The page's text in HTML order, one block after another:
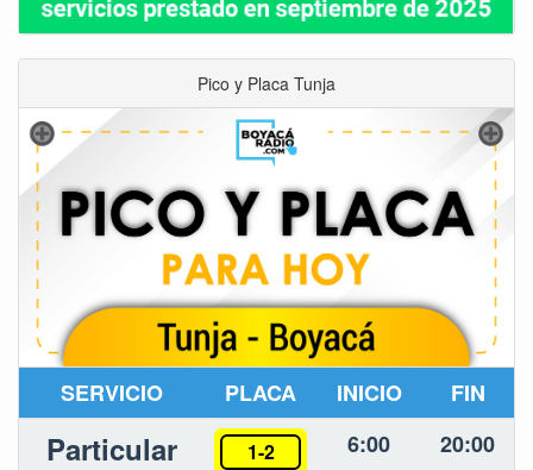
Pico y Placa Tunja
SERVICIO PLACA INICIO FIN
Particular 1-2 6:00 20:00